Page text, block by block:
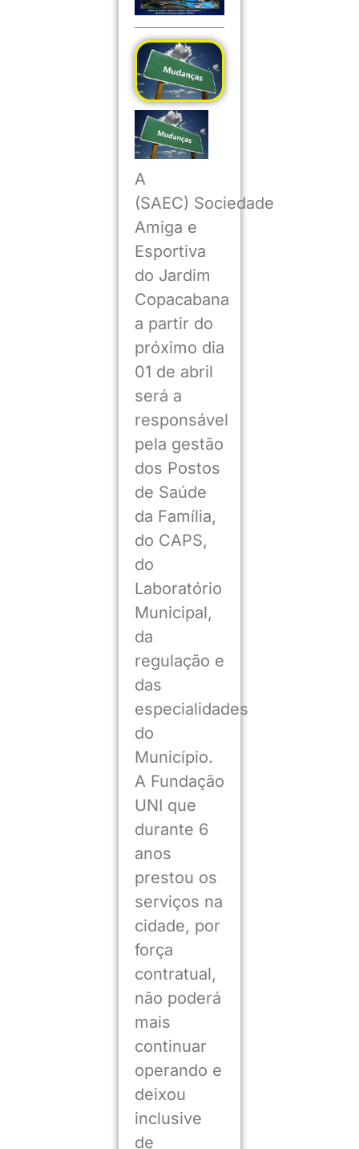
A
(SAEC) Sociedade
Amiga e
Esportiva
do Jardim
Copacabana
a partir do
próximo dia
01 de abril
será a
responsável
pela gestão
dos Postos
de Saúde
da Família,
do CAPS,
do
Laboratório
Municipal,
da
regulação e
das
especialidades
do
Município.
A Fundação
UNI que
durante 6
anos
prestou os
serviços na
cidade, por
força
contratual,
não poderá
mais
continuar
operando e
deixou
inclusive
de